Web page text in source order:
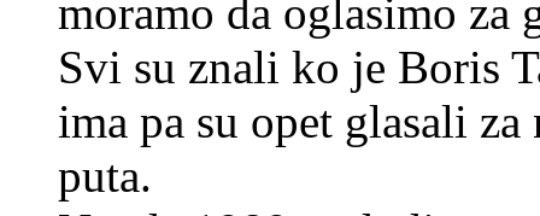
moramo da oglasimo za
Svi su znali ko je Boris
ima pa su opet glasali
puta.